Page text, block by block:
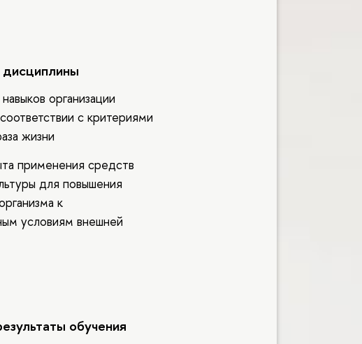
организации
с критериями
жизни
применения средств
для повышения
к
условиям внешней
обучения